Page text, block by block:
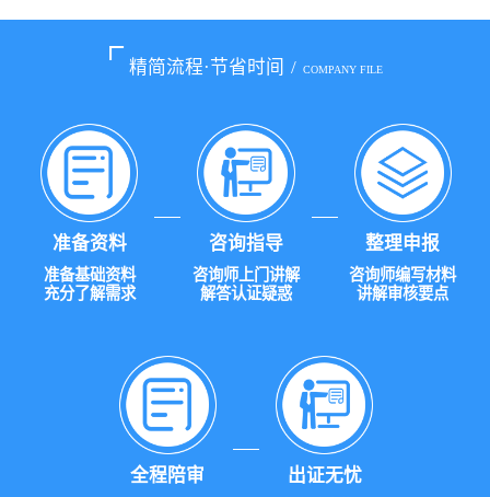
精简流程·节省时间 / COMPANY FILE
准备资料
准备基础资料
充分了解需求
咨询指导
咨询师上门讲解
解答认证疑惑
整理申报
咨询师编写材料
讲解审核要点
全程陪审 出证无忧